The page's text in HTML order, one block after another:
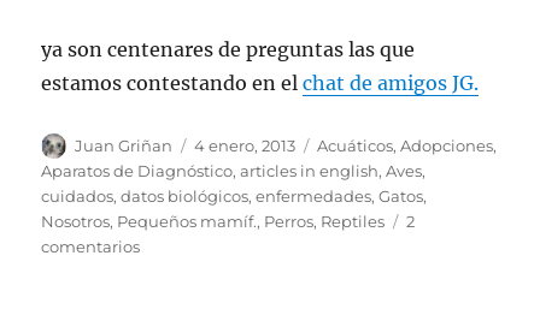
ya son centenares de preguntas las que
estamos contestando en elchat de amigos JG.
Autor
Juan Griñan
Publicado
el
4 enero, 2013 Categorías
Acuáticos,Adopciones,
Aparatos de Diagnóstico,articles in english,Aves,
cuidados,datos biológicos,enfermedades,Gatos,
Nosotros, Pequeños mamíf., Perros, Reptiles
2
comentariosen